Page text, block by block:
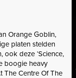
Orange Goblin,
platen stelden
ook deze ‘Science,
boogie heavy
The Centre Of The